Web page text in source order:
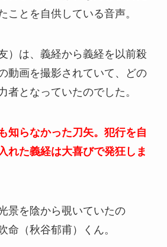
ことを自供している音声。
）は、義経から義経を以前殺
動画を撮影されていて、どの
者となっていたのでした。
知らなかった刀矢。犯行を自
れた義経は大喜びで発狂しま
景を陰から覗いていたの
命（秋谷郁甫）くん。